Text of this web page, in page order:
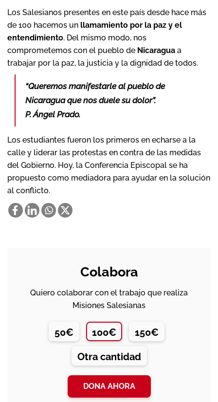
Los Salesianos presentes en este país desde hace más
de 100 hacemos un llamamiento por la paz y el
entendimiento. Del mismo modo, nos
comprometemos con el pueblo de Nicaragua a
trabajar por la paz, la justicia y la dignidad de todos.
“Queremos manifestarle al pueblo de
Nicaragua que nos duele su dolor”.
P. Ángel Prado.
Los estudiantes fueron los primeros en echarse a la
calle y liderar las protestas en contra de las medidas
del Gobierno. Hoy, la Conferencia Episcopal se ha
propuesto como mediadora para ayudar en la solución
al conflicto.
Colabora
Quiero colaborar con el trabajo que realiza
Misiones Salesianas
50€ 100€ 150€
Otra cantidad
DONA AHORA